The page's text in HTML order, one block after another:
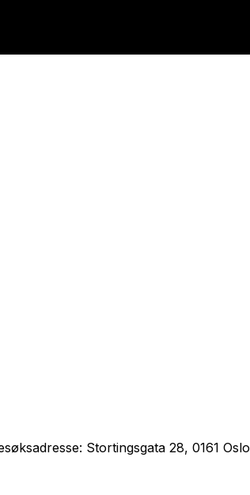
Stortingsgata 28, 0161 Oslo